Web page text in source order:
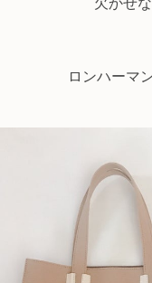
欠かせ
ロンハーマ